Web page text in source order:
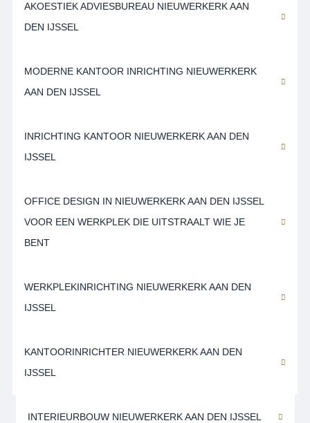
AKOESTIEK ADVIESBUREAU NIEUWERKERK AAN
DEN IJSSEL
MODERNE KANTOOR INRICHTING NIEUWERKERK
AAN DEN IJSSEL
INRICHTING KANTOOR NIEUWERKERK AAN DEN
IJSSEL
OFFICE DESIGN IN NIEUWERKERK AAN DEN IJSSEL
VOOR EEN WERKPLEK DIE UITSTRAALT WIE JE
BENT
WERKPLEKINRICHTING NIEUWERKERK AAN DEN
IJSSEL
KANTOORINRICHTER NIEUWERKERK AAN DEN
IJSSEL
INTERIEURBOUW NIEUWERKERK AAN DEN IJSSEL